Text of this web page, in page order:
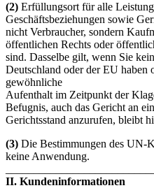
(2) Erfüllungsort für alle
Geschäftsbeziehungen sowie
nicht Verbraucher, sondern
öffentlichen Rechts oder
sind. Dasselbe gilt, wenn Sie
Deutschland oder der EU haben
gewöhnliche
Aufenthalt im Zeitpunkt der
Befugnis, auch das Gericht an
Gerichtsstand anzurufen, bleibt
(3) Die Bestimmungen des UN-
keine Anwendung.
II. Kundeninformationen